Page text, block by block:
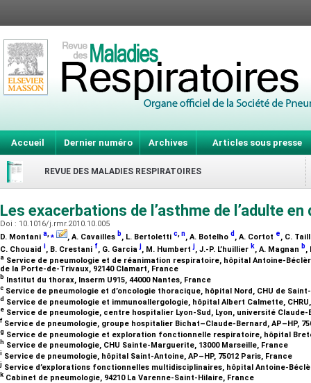
Accueil Dernier numéro Archives Articles sous presse
REVUE DES MALADIES RESPIRATOIRES
Les exacerbations de l’asthme de l’adulte
Doi : 10.1016/j.rmr.2010.10.005
D. Montani a,⁎ , A. Cavailles b, L. Bertoletti c,n, A. Botelho d , A. Cortot e, C.
C. Chouaid i, B. Crestani f, G. Garciaj, M. Humbertj, J.-P. L’huillier k, A. Magnan b,
a Service de pneumologie et de réanimation respiratoire, hôpital Antoine-
de la Porte-de-Trivaux, 92140 Clamart, France
b Institut du thorax, Inserm U915, 44000 Nantes, France
c Service de pneumologie et d’oncologie thoracique, hôpital Nord, CHU de
d Service de pneumologie et immunoallergologie, hôpital Albert Calmette,
e Service de pneumologie, centre hospitalier Lyon-Sud, Lyon, université Claude-
f Service de pneumologie, groupe hospitalier Bichat–Claude-Bernard, AP–HP,
g Service de pneumologie et exploration fonctionnelle respiratoire, hôpital
h Service de pneumologie, CHU Sainte-Marguerite, 13000 Marseille, France
i Service de pneumologie, hôpital Saint-Antoine, AP–HP, 75012 Paris, France
j Service d’explorations fonctionnelles multidisciplinaires, hôpital Antoine-
k Cabinet de pneumologie, 94210 La Varenne-Saint-Hilaire, France